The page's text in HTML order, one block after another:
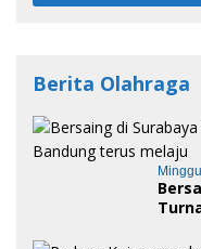
Berita Olahraga